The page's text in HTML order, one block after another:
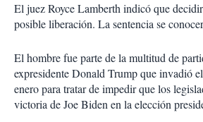
El juez Royce Lamberth indicó que
posible liberación. La sentencia se
El hombre fue parte de la multitud de
expresidente Donald Trump que invadió
enero para tratar de impedir que los
victoria de Joe Biden en la elección